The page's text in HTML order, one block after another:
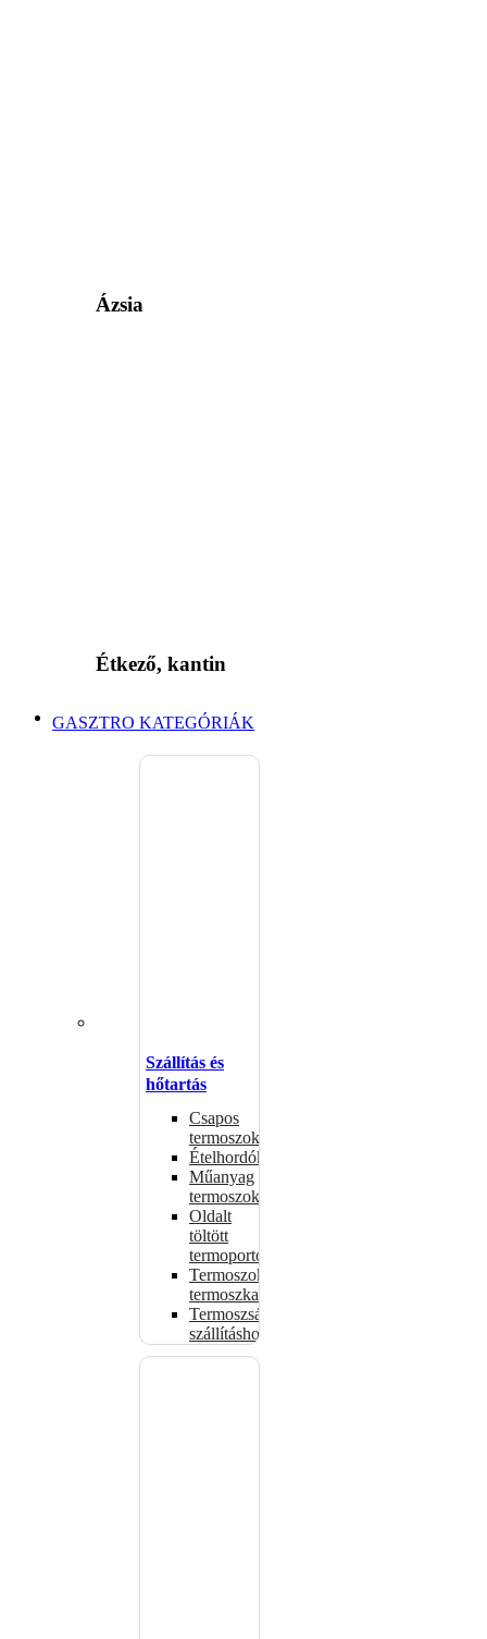
Ázsia
Étkező, kantin
GASZTRO KATEGÓRIÁK
Szállítás és
hőtartás
Csapos
termoszok
Ételhordók
Műanyag
termoszok
Oldalt
töltött
termoportok
Termoszok,
termoszkannák
Termoszsákok
szállításhoz